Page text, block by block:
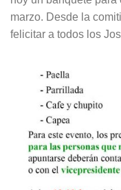
marzo. Desde la
felicitar a todos los